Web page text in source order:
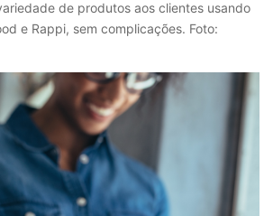
de produtos aos clientes usando
e Rappi, sem complicações. Foto: